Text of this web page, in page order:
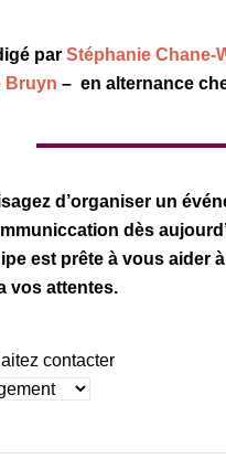
par Stéphanie Chane-
Bruyn – en alternance
d’organiser un
dès
est prête à vous aider
vos attentes.
contacter